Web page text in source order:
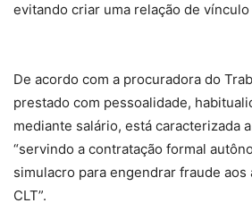
evitando criar uma relação de
De acordo com a procuradora do
prestado com pessoalidade,
mediante salário, está caracterizada
“servindo a contratação formal
simulacro para engendrar fraude aos
CLT”.